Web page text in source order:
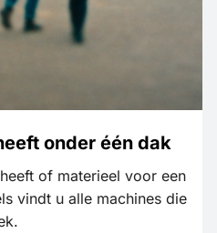
onder één dak
of materieel voor een
vindt u alle machines die